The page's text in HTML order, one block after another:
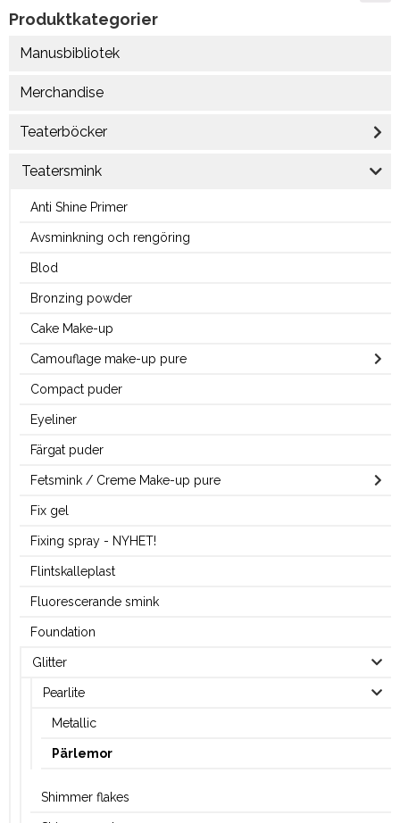
Produktkategorier
Manusbibliotek
Merchandise
Teaterböcker
Teatersmink
Anti Shine Primer
Avsminkning och rengöring
Blod
Bronzing powder
Cake Make-up
Camouflage make-up pure
Compact puder
Eyeliner
Färgat puder
Fetsmink / Creme Make-up pure
Fix gel
Fixing spray - NYHET!
Flintskalleplast
Fluorescerande smink
Foundation
Glitter
Pearlite
Metallic
Pärlemor
Shimmer flakes